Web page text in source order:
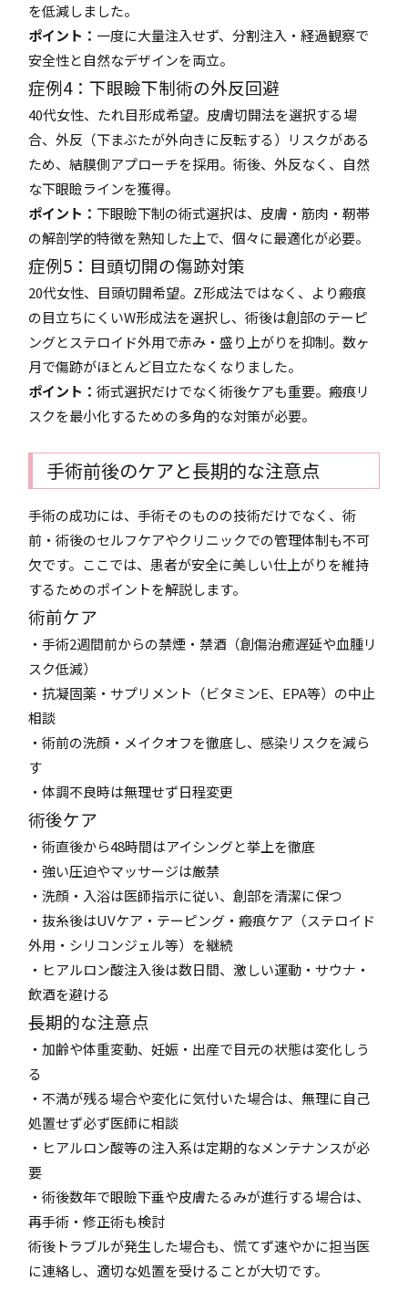
を低減しました。
ポイント： 一度に大量注入せず、分割注入・経過観察で
安全性と自然なデザインを両立。
症例4：下眼瞼下制術の外反回避
40代女性、たれ目形成希望。皮膚切開法を選択する場
合、外反（下まぶたが外向きに反転する）リスクがある
ため、結膜側アプローチを採用。術後、外反なく、自然
な下眼瞼ラインを獲得。
ポイント： 下眼瞼下制の術式選択は、皮膚・筋肉・靭帯
の解剖学的特徴を熟知した上で、個々に最適化が必要。
症例5：目頭切開の傷跡対策
20代女性、目頭切開希望。Z形成法ではなく、より瘢痕
の目立ちにくいW形成法を選択し、術後は創部のテーピ
ングとステロイド外用で赤み・盛り上がりを抑制。数ヶ
月で傷跡がほとんど目立たなくなりました。
ポイント：術式選択だけでなく術後ケアも重要。瘢痕リ
スクを最小化するための多角的な対策が必要。
手術前後のケアと長期的な注意点
手術の成功には、手術そのものの技術だけでなく、術
前・術後のセルフケアやクリニックでの管理体制も不可
欠です。ここでは、患者が安全に美しい仕上がりを維持
するためのポイントを解説します。
術前ケア
・手術2週間前からの禁煙・禁酒（創傷治癒遅延や血腫リ
スク低減）
・抗凝固薬・サプリメント（ビタミンE、EPA等）の中止
相談
・術前の洗顔・メイクオフを徹底し、感染リスクを減ら
す
・体調不良時は無理せず日程変更
術後ケア
・術直後から48時間はアイシングと挙上を徹底
・強い圧迫やマッサージは厳禁
・洗顔・入浴は医師指示に従い、創部を清潔に保つ
・抜糸後はUVケア・テーピング・瘢痕ケア（ステロイド
外用・シリコンジェル等）を継続
・ヒアルロン酸注入後は数日間、激しい運動・サウナ・
飲酒を避ける
長期的な注意点
・加齢や体重変動、妊娠・出産で目元の状態は変化しう
る
・不満が残る場合や変化に気付いた場合は、無理に自己
処置せず必ず医師に相談
・ヒアルロン酸等の注入系は定期的なメンテナンスが必
要
・術後数年で眼瞼下垂や皮膚たるみが進行する場合は、
再手術・修正術も検討
術後トラブルが発生した場合も、慌てず速やかに担当医
に連絡し、適切な処置を受けることが大切です。